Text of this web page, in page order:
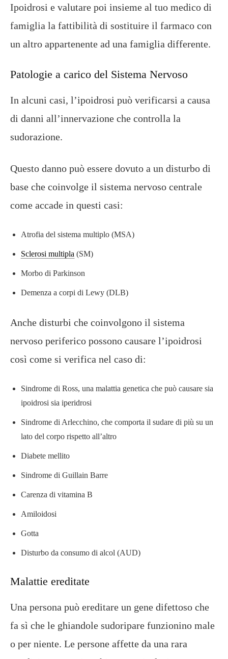
Ipoidrosi e valutare poi insieme al tuo medico di
famiglia la fattibilità di sostituire il farmaco con
un altro appartenente ad una famiglia differente.
Patologie a carico del Sistema Nervoso
In alcuni casi, l’ipoidrosi può verificarsi a causa
di danni all’innervazione che controlla la
sudorazione.
Questo danno può essere dovuto a un disturbo di
base che coinvolge il sistema nervoso centrale
come accade in questi casi:
Atrofia del sistema multiplo (MSA)
Sclerosi multipla (SM)
Morbo di Parkinson
Demenza a corpi di Lewy (DLB)
Anche disturbi che coinvolgono il sistema
nervoso periferico possono causare l’ipoidrosi
così come si verifica nel caso di:
Sindrome di Ross, una malattia genetica che può causare sia
ipoidrosi sia iperidrosi
Sindrome di Arlecchino, che comporta il sudare di più su un
lato del corpo rispetto all’altro
Diabete mellito
Sindrome di Guillain Barre
Carenza di vitamina B
Amiloidosi
Gotta
Disturbo da consumo di alcol (AUD)
Malattie ereditate
Una persona può ereditare un gene difettoso che
fa sì che le ghiandole sudoripare funzionino male
o per niente. Le persone affette da una rara